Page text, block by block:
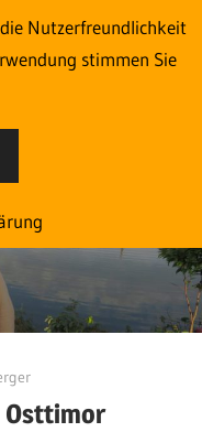
zum
Osttimor
Nutzerfreundlichkeit
stimmen Sie